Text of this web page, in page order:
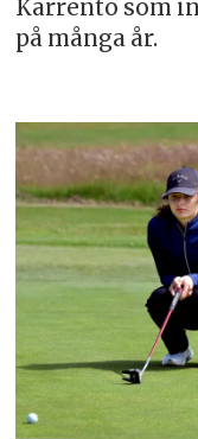
Karrento som
på många år.